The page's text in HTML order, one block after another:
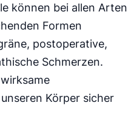
können bei allen Arten
Formen
postoperative,
Schmerzen.
Körper sicher